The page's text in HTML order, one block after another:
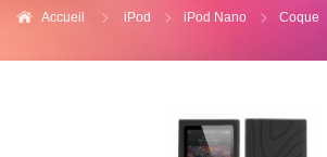
Accueil iPod iPod Nano Coque